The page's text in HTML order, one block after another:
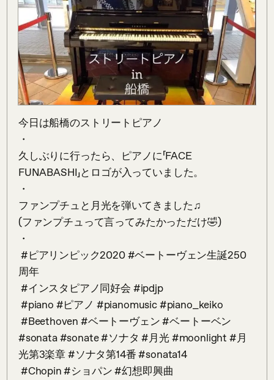
今日は船橋のストリートピアノ
・
久しぶりに行ったら、ピアノに「FACE
FUNABASHI」とロゴが入っていました。
・
ファンプチュと月光を弾いてきました♫
(ファンプチュって言ってみたかっただけ🤣)
・
周年
#sonata #sonate #ソナタ #月光 #moonlight #月
光第3楽章 #ソナタ第14番 #sonata14